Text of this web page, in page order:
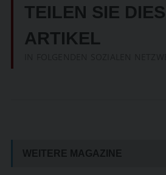
TEILEN SIE
ARTIKEL
WEITERE MAGAZINE